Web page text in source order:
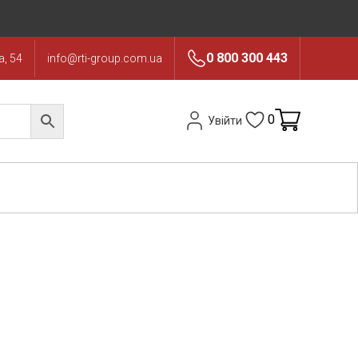
54 info@rti-group.com.ua 0 800 300 443
Увійти 0